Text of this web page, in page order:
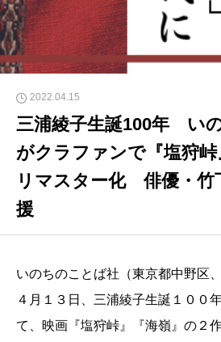
2022.04.15
三浦綾子生誕100年 い
がクラファンで『塩狩峠
リマスター化 俳優・竹
援
いのちのことば社（東京都中野区
４月１３日、三浦綾子生誕１００
て、映画『塩狩峠』『海嶺』の２